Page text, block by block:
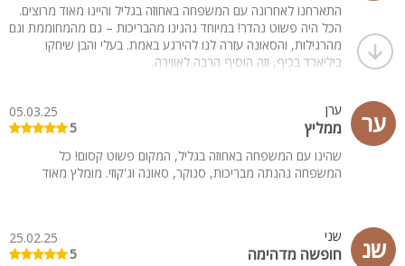
התארחנו לאחרונה עם המשפחה באחוזה בגליל והיינו מאוד מרוצים.
הכל היה פשוט נהדר! במיוחד נהנינו מהבריכות – גם מהמחוממת וגם
מהרגילות, והסאונה עזרה לנו להירגע באמת. בעלי והבן שיחקו
ביליארד בכיף, וזה הוסיף הרבה לאווירה.
בחדר – דרך מצוינת להירגע אחרי טיולים בסביבה.
בחוץ יש מטבח שאפשר לעשות בו על האש – זה היה מאוד נוח
ומהנה. מסביב יש מקומות יפים לטיול ולנשום אוויר צח.
ער ערן
ממליץ
05.03.25
5
שהינו עם המשפחה באחוזה בגליל, המקום פשוט קסום! כל
המשפחה נהנתה מבריכות, סנוקר, סאונה וג'קוזי. מומלץ מאוד
שנ שני
חופשה מדהימה
25.02.25
5